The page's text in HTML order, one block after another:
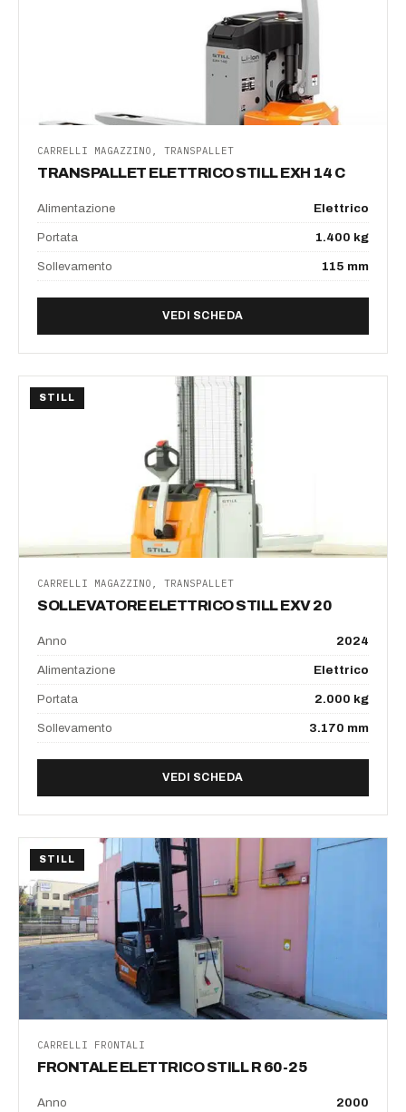
CARRELLI MAGAZZINO, TRANSPALLET
TRANSPALLET ELETTRICO STILL EXH 14 C
Alimentazione Elettrico
Portata 1.400 kg
Sollevamento 115 mm
VEDI SCHEDADI TRANSPALLET
STILL
CARRELLI MAGAZZINO, TRANSPALLET
SOLLEVATORE ELETTRICO STILL EXV 20
Anno 2024
Alimentazione Elettrico
Portata 2.000 kg
Sollevamento 3.170 mm
VEDI SCHEDADI SOLLEVATORE
STILL
CARRELLI FRONTALI
FRONTALE ELETTRICO STILL R 60-25
Anno 2000